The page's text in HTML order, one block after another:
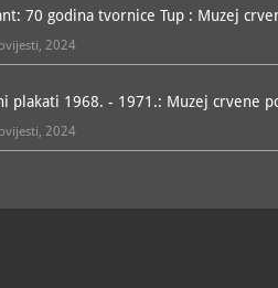
70 godina tvornice Tup : Muzej
2024
plakati 1968. - 1971.: Muzej crvene
2024